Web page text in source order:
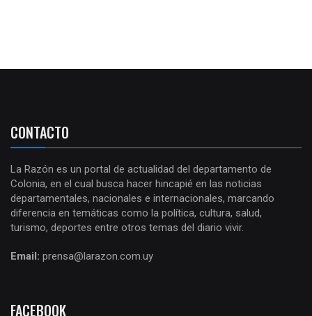
CONTACTO
La Razón es un portal de actualidad del departamento de
Colonia, en el cual busca hacer hincapié en las noticias
departamentales, nacionales e internacionales, marcando
diferencia en temáticas como la política, cultura, salud,
turismo, deportes entre otros temas del diario vivir.
Email: prensa@larazon.com.uy
FACEBOOK